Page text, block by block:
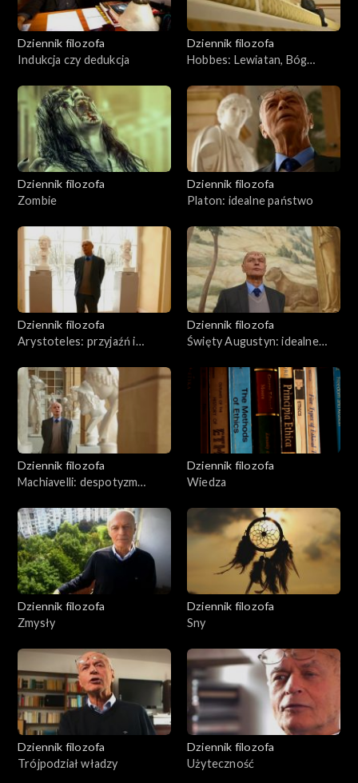
Dziennik filozofa
Indukcja czy dedukcja
Dziennik filozofa
Hobbes: Lewiatan, Bóg
Dziennik filozofa
Zombie
Dziennik filozofa
Platon: idealne państwo
Dziennik filozofa
Arystoteles: przyjaźń i
Dziennik filozofa
Święty Augustyn: idealne
Dziennik filozofa
Machiavelli: despotyzm
Dziennik filozofa
Wiedza
Dziennik filozofa
Zmysły
Dziennik filozofa
Sny
Dziennik filozofa
Trójpodział władzy
Dziennik filozofa
Użyteczność